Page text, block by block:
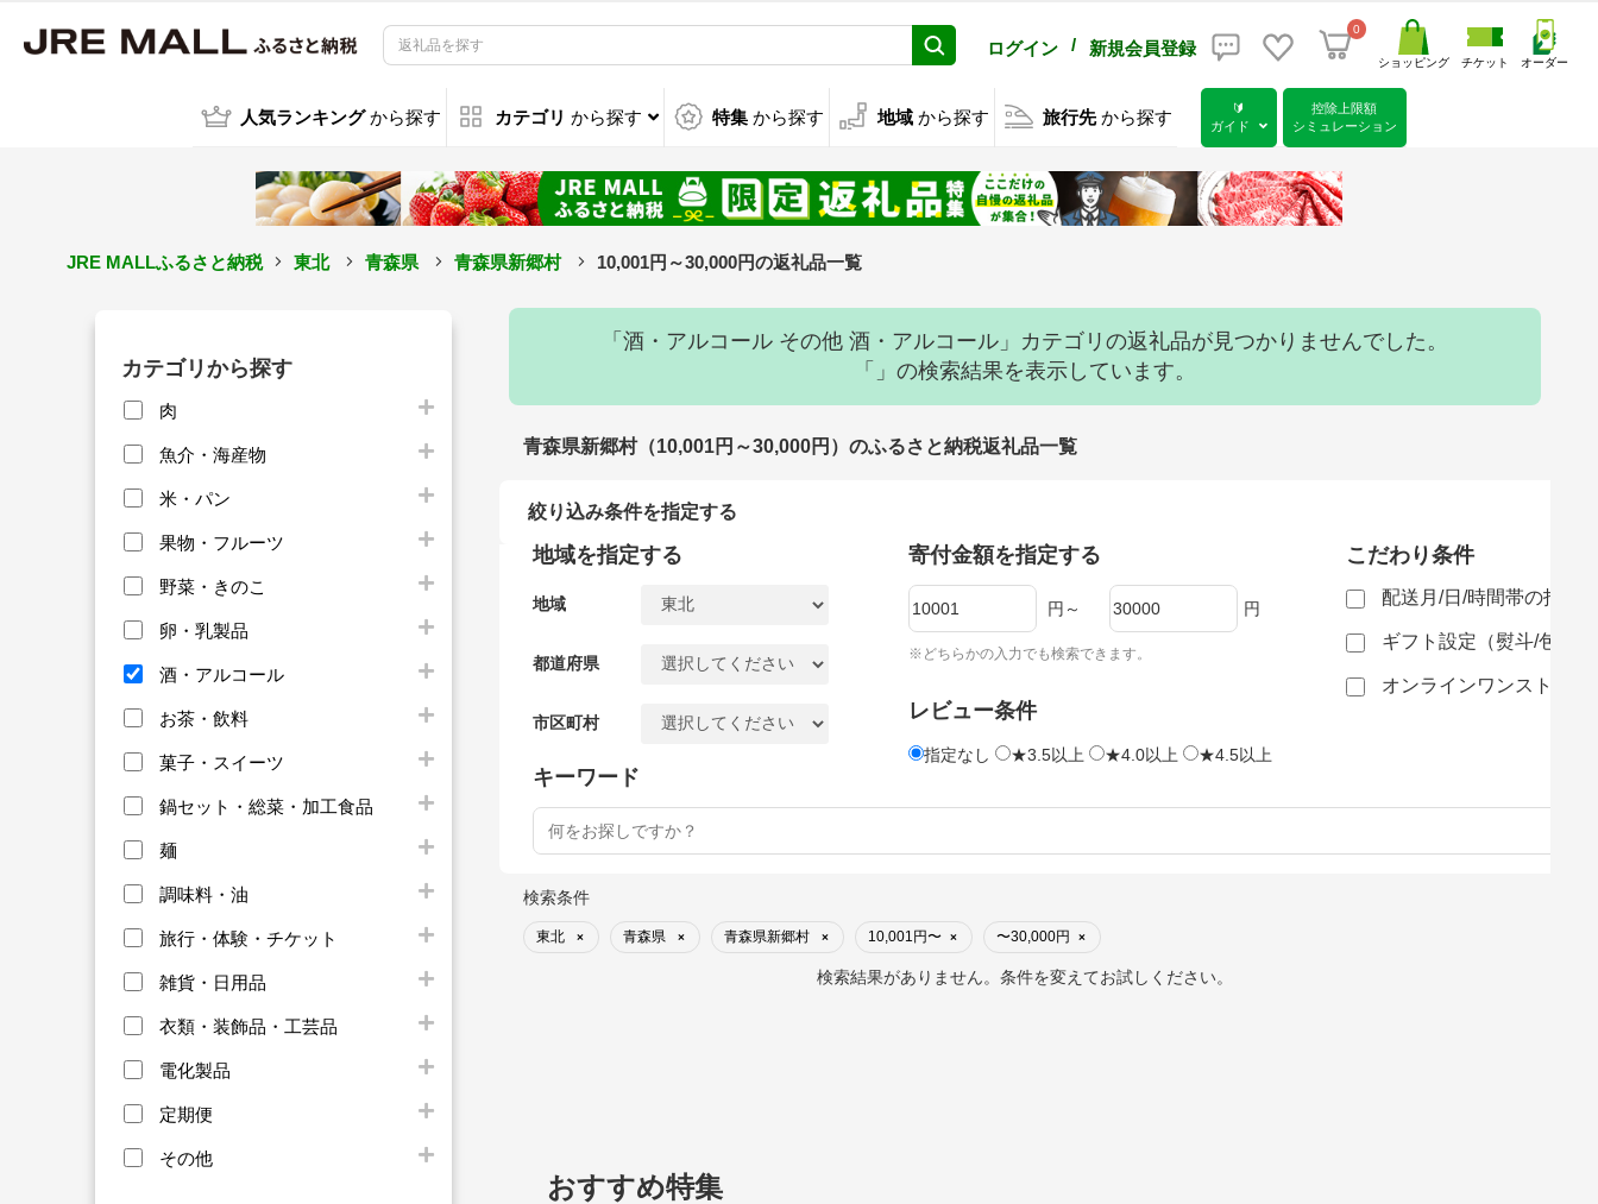
ログイン / 新規会員登録
0
ショッピング チケット オーダー
人気ランキング から探す カテゴリ から探す 特集 から探す 地域 から探す 旅行先 から探す
🔰
ガイド
控除上限額
シミュレーション
JRE MALLふるさと納税 東北 青森県 青森県新郷村 10,001円～30,000円の返礼品一覧
カテゴリから探す
肉
魚介・海産物
米・パン
果物・フルーツ
野菜・きのこ
卵・乳製品
酒・アルコール
お茶・飲料
菓子・スイーツ
鍋セット・総菜・加工食品
麺
調味料・油
旅行・体験・チケット
雑貨・日用品
衣類・装飾品・工芸品
電化製品
定期便
その他
「酒・アルコール その他 酒・アルコール」カテゴリの返礼品が見つかりませんでした。
「」の検索結果を表示しています。
青森県新郷村（10,001円～30,000円）のふるさと納税返礼品一覧
絞り込み条件を指定する
地域を指定する
地域
都道府県
市区町村
寄付金額を指定する
円～ 円
※どちらかの入力でも検索できます。
レビュー条件
指定なし ★3.5以上 ★4.0以上 ★4.5以上
こだわり条件
配送月/日/時間帯の指定
ギフト設定（熨斗/包装
オンラインワンストップ
キーワード
検索条件
東北 × 青森県 × 青森県新郷村 × 10,001円〜 × 〜30,000円 ×
検索結果がありません。条件を変えてお試しください。
おすすめ特集